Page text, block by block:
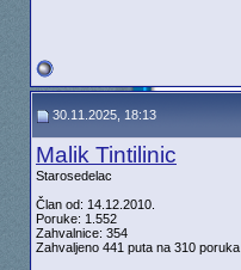
30.11.2025, 18:13
Malik Tintilinic
Starosedelac
Član od: 14.12.2010.
Poruke: 1.552
Zahvalnice: 354
Zahvaljeno 441 puta na 310 poruka